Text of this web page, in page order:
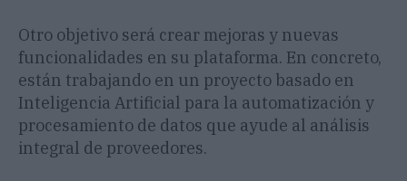
Otro objetivo será crear mejoras y nuevas
funcionalidades en su plataforma. En concreto,
están trabajando en un proyecto basado en
Inteligencia Artificial para la automatización y
procesamiento de datos que ayude al análisis
integral de proveedores.